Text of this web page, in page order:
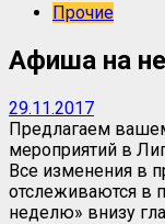
Прочие
Афиша на
29.11.2017
Предлагаем
мероприятий в
Все изменения в
отслеживаются в
неделю» внизу